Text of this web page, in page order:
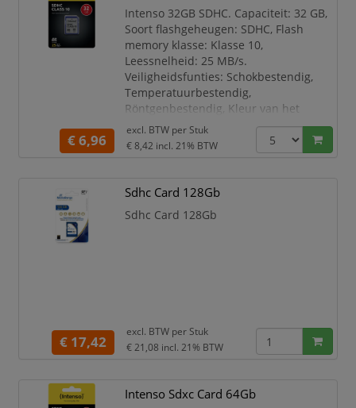
Intenso 32GB SDHC. Capaciteit: 32 GB,
Soort flashgeheugen: SDHC, Flash
memory klasse: Klasse 10,
Leessnelheid: 25 MB/s.
Veiligheidsfunties: Schokbestendig,
Temperatuurbestendig,
Röntgenbestendig, Kleur van het
product: Zwart
Capaciteit 32 GB
Leessnelheid 25 MB/s
Design
€ 6,96
excl. BTW per Stuk
€ 8,42 incl. 21% BTW
Sdhc Card 128Gb
Sdhc Card 128Gb
€ 17,42
excl. BTW per Stuk
€ 21,08 incl. 21% BTW
Intenso Sdxc Card 64Gb